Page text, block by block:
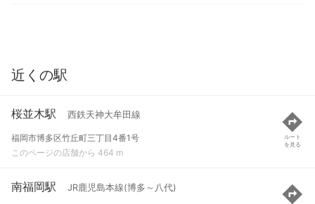
近くの駅
桜並木駅 西鉄天神大牟田線
福岡市博多区竹丘町三丁目4番1号
このページの店舗から 464 m
ルート
を見る
南福岡駅 JR鹿児島本線(博多～八代)